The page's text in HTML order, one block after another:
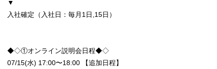
▼
入社確定（入社日：毎月1日,15日）
◆◇①オンライン説明会日程◆◇
07/15(水) 17:00〜18:00 【追加日程】